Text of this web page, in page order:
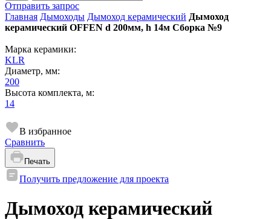
Отправить запрос
Главная Дымоходы Дымоход керамический Дымоход
керамический OFFEN d 200мм, h 14м Сборка №9
Марка керамики:
KLR
Диаметр, мм:
200
Высота комплекта, м:
14
В избранное
Сравнить
Печать
Получить предложение для проекта
Дымоход керамический